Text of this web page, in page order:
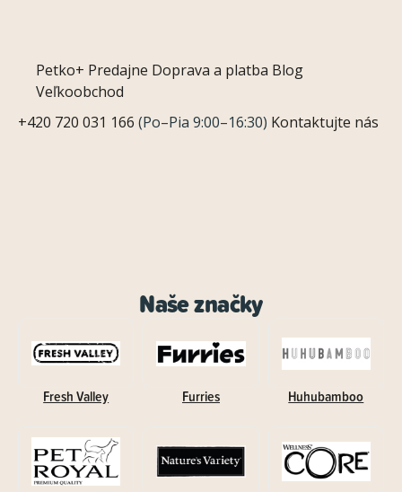
Petko+ Predajne Doprava a platba Blog
Veľkoobchod
+420 720 031 166 (Po–Pia 9:00–16:30) Kontaktujte nás
Naše značky
Fresh Valley Furries Huhubamboo